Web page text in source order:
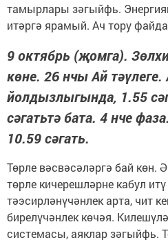
тамырлары зәгыйфь.
итәргә ярамый. Ач тору
9 октябрь (җомга).
көне. 26 нчы Ай
йолдызлыгында, 1.55
сәгатьтә бата. 4 нче
10.59 сәгать.
Төрле вәсвәсәләргә бай көн.
төрле кичерешләрне кабул
тәэсирләнүчәнлек арта, чит
бирелүчәнлек көчәя.
системасы, аяклар зәгыйфь.